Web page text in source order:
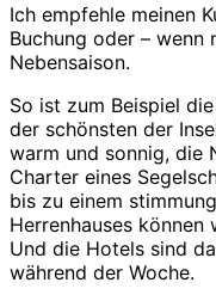
Ich empfehle meinen
Buchung oder – wenn
Nebensaison.
So ist zum Beispiel
der schönsten der
warm und sonnig, die
Charter eines
bis zu einem
Herrenhauses
Und die Hotels sind
während der Woche.